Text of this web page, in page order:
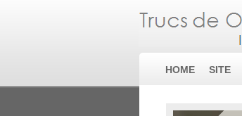
HOME SITE